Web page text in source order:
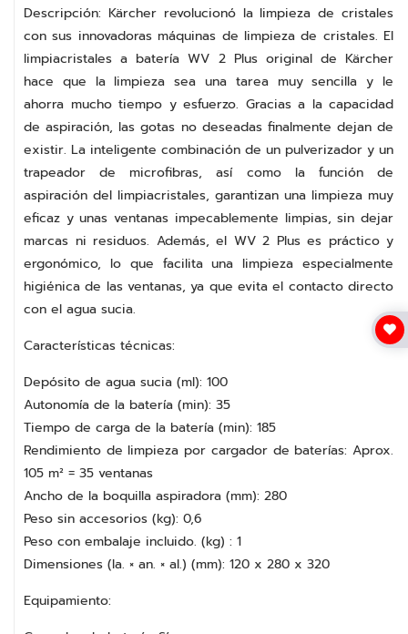
Descripción: Kärcher revolucionó la limpieza de cristales
con sus innovadoras máquinas de limpieza de cristales. El
limpiacristales a batería WV 2 Plus original de Kärcher
hace que la limpieza sea una tarea muy sencilla y le
ahorra mucho tiempo y esfuerzo. Gracias a la capacidad
de aspiración, las gotas no deseadas finalmente dejan de
existir. La inteligente combinación de un pulverizador y un
trapeador de microfibras, así como la función de
aspiración del limpiacristales, garantizan una limpieza muy
eficaz y unas ventanas impecablemente limpias, sin dejar
marcas ni residuos. Además, el WV 2 Plus es práctico y
ergonómico, lo que facilita una limpieza especialmente
higiénica de las ventanas, ya que evita el contacto directo
con el agua sucia.
Características técnicas:
Depósito de agua sucia (ml): 100
Autonomía de la batería (min): 35
Tiempo de carga de la batería (min): 185
Rendimiento de limpieza por cargador de baterías: Aprox.
105 m² = 35 ventanas
Ancho de la boquilla aspiradora (mm): 280
Peso sin accesorios (kg): 0,6
Peso con embalaje incluido. (kg) : 1
Dimensiones (la. × an. × al.) (mm): 120 x 280 x 320
Equipamiento: